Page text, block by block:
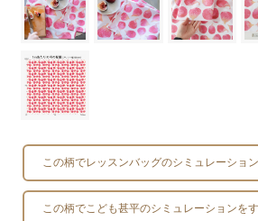
この柄でレッスンバッグのシミュレーショ
この柄でこども甚平のシミュレーションを